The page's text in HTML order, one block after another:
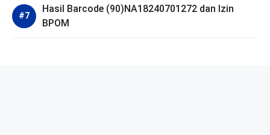
Hasil Barcode (90)NA18240701272 dan Izin
BPOM